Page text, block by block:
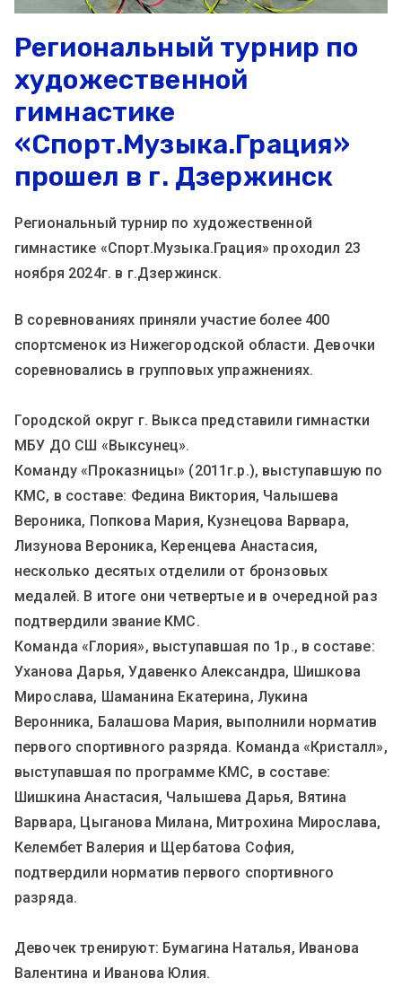
Региональный турнир по
художественной
гимнастике
«Спорт.Музыка.Грация»
прошел в г. Дзержинск
Региональный турнир по художественной
гимнастике «Спорт.Музыка.Грация» проходил 23
ноября 2024г. в г.Дзержинск.
В соревнованиях приняли участие более 400
спортсменок из Нижегородской области. Девочки
соревновались в групповых упражнениях.
Городской округ г. Выкса представили гимнастки
МБУ ДО СШ «Выксунец».
Команду «Проказницы» (2011г.р.), выступавшую по
КМС, в составе: Федина Виктория, Чалышева
Вероника, Попкова Мария, Кузнецова Варвара,
Лизунова Вероника, Керенцева Анастасия,
несколько десятых отделили от бронзовых
медалей. В итоге они четвертые и в очередной раз
подтвердили звание КМС.
Команда «Глория», выступавшая по 1р., в составе:
Уханова Дарья, Удавенко Александра, Шишкова
Мирослава, Шаманина Екатерина, Лукина
Веронника, Балашова Мария, выполнили норматив
первого спортивного разряда. Команда «Кристалл»,
выступавшая по программе КМС, в составе:
Шишкина Анастасия, Чалышева Дарья, Вятина
Варвара, Цыганова Милана, Митрохина Мирослава,
Келембет Валерия и Щербатова София,
подтвердили норматив первого спортивного
разряда.
Девочек тренируют: Бумагина Наталья, Иванова
Валентина и Иванова Юлия.